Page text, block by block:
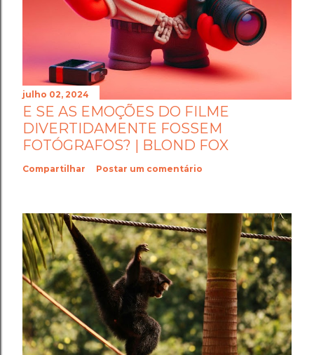
julho 02, 2024
E SE AS EMOÇÕES DO FILME
DIVERTIDAMENTE FOSSEM
FOTÓGRAFOS? | BLOND FOX
Compartilhar Postar um comentário